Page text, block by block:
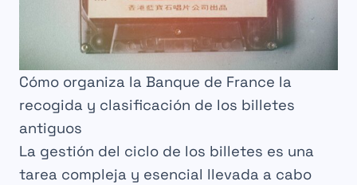
Cómo organiza la Banque de France la
recogida y clasificación de los billetes
antiguos
La gestión del ciclo de los billetes es una
tarea compleja y esencial llevada a cabo